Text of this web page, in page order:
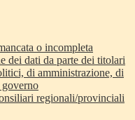
o incompleta
dei dati da parte dei titolari
di amministrazione, di
regionali/provinciali